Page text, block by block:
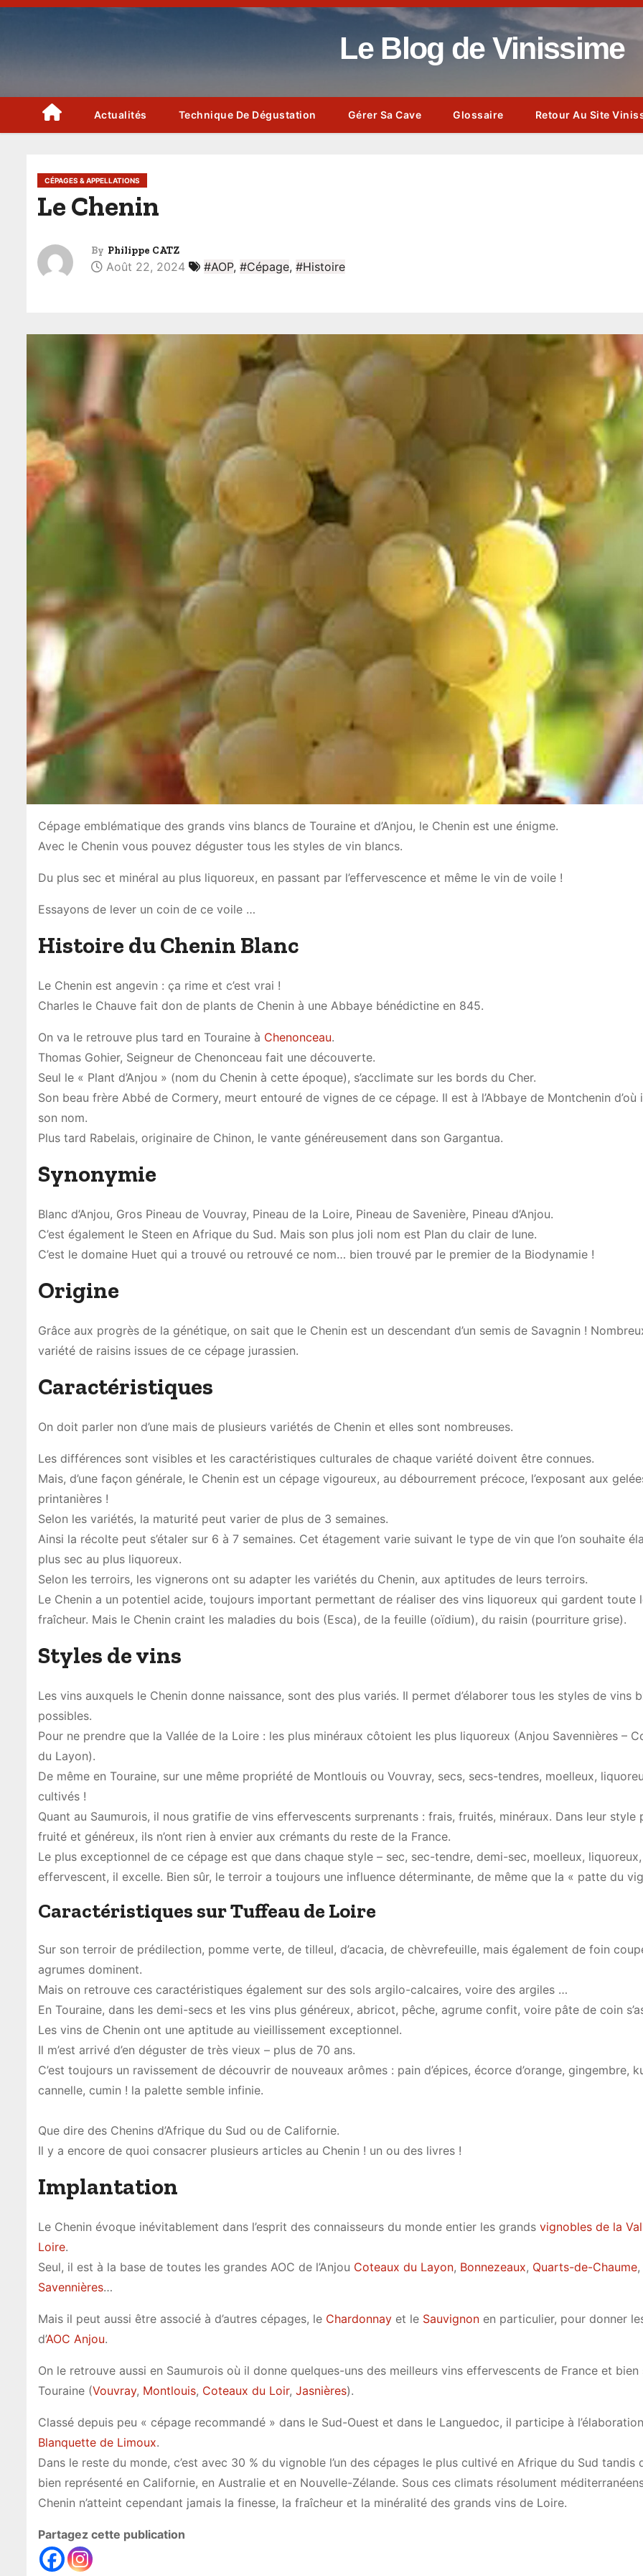
S
c
Le Blog de Vinissime
Actualités Technique De Dégustation Gérer Sa Cave Glossaire Retour Au Site
CÉPAGES & APPELLATIONS
Le Chenin
By Philippe CATZ
Août 22, 2024 #AOP, #Cépage, #Histoire
Cépage emblématique des grands vins blancs de Touraine et d’Anjou, le Chenin est une énigme.
Avec le Chenin vous pouvez déguster tous les styles de vin blancs.
Du plus sec et minéral au plus liquoreux, en passant par l’effervescence et même le vin de voile !
Essayons de lever un coin de ce voile …
Histoire du Chenin Blanc
Le Chenin est angevin : ça rime et c’est vrai !
Charles le Chauve fait don de plants de Chenin à une Abbaye bénédictine en 845.
On va le retrouve plus tard en Touraine à Chenonceau.
Thomas Gohier, Seigneur de Chenonceau fait une découverte.
Seul le « Plant d’Anjou » (nom du Chenin à cette époque), s’acclimate sur les bords du Cher.
Son beau frère Abbé de Cormery, meurt entouré de vignes de ce cépage. Il est à l’Abbaye de Montchenin d’où
son nom.
Plus tard Rabelais, originaire de Chinon, le vante généreusement dans son Gargantua.
Synonymie
Blanc d’Anjou, Gros Pineau de Vouvray, Pineau de la Loire, Pineau de Savenière, Pineau d’Anjou.
C’est également le Steen en Afrique du Sud. Mais son plus joli nom est Plan du clair de lune.
C’est le domaine Huet qui a trouvé ou retrouvé ce nom… bien trouvé par le premier de la Biodynamie !
Origine
Grâce aux progrès de la génétique, on sait que le Chenin est un descendant d’un semis de Savagnin !
variété de raisins issues de ce cépage jurassien.
Caractéristiques
On doit parler non d’une mais de plusieurs variétés de Chenin et elles sont nombreuses.
Les différences sont visibles et les caractéristiques culturales de chaque variété doivent être connues.
Mais, d’une façon générale, le Chenin est un cépage vigoureux, au débourrement précoce, l’exposant aux
printanières !
Selon les variétés, la maturité peut varier de plus de 3 semaines.
Ainsi la récolte peut s’étaler sur 6 à 7 semaines. Cet étagement varie suivant le type de vin que l’on souhaite
plus sec au plus liquoreux.
Selon les terroirs, les vignerons ont su adapter les variétés du Chenin, aux aptitudes de leurs terroirs.
Le Chenin a un potentiel acide, toujours important permettant de réaliser des vins liquoreux qui gardent toute
fraîcheur. Mais le Chenin craint les maladies du bois (Esca), de la feuille (oïdium), du raisin (pourriture grise).
Styles de vins
Les vins auxquels le Chenin donne naissance, sont des plus variés. Il permet d’élaborer tous les styles de vins
possibles.
Pour ne prendre que la Vallée de la Loire : les plus minéraux côtoient les plus liquoreux (Anjou Savennières –
du Layon).
De même en Touraine, sur une même propriété de Montlouis ou Vouvray, secs, secs-tendres, moelleux,
cultivés !
Quant au Saumurois, il nous gratifie de vins effervescents surprenants : frais, fruités, minéraux. Dans leur style
fruité et généreux, ils n’ont rien à envier aux crémants du reste de la France.
Le plus exceptionnel de ce cépage est que dans chaque style – sec, sec-tendre, demi-sec, moelleux, liquoreux,
effervescent, il excelle. Bien sûr, le terroir a toujours une influence déterminante, de même que la « patte du
Caractéristiques sur Tuffeau de Loire
Sur son terroir de prédilection, pomme verte, de tilleul, d’acacia, de chèvrefeuille, mais également de foin
agrumes dominent.
Mais on retrouve ces caractéristiques également sur des sols argilo-calcaires, voire des argiles …
En Touraine, dans les demi-secs et les vins plus généreux, abricot, pêche, agrume confit, voire pâte de coin
Les vins de Chenin ont une aptitude au vieillissement exceptionnel.
Il m’est arrivé d’en déguster de très vieux – plus de 70 ans.
C’est toujours un ravissement de découvrir de nouveaux arômes : pain d’épices, écorce d’orange, gingembre,
cannelle, cumin ! la palette semble infinie.
Que dire des Chenins d’Afrique du Sud ou de Californie.
Il y a encore de quoi consacrer plusieurs articles au Chenin ! un ou des livres !
Implantation
Le Chenin évoque inévitablement dans l’esprit des connaisseurs du monde entier les grands vignobles de la
Loire.
Seul, il est à la base de toutes les grandes AOC de l’Anjou Coteaux du Layon, Bonnezeaux, Quarts-de-Chaume,
Savennières…
Mais il peut aussi être associé à d’autres cépages, le Chardonnay et le Sauvignon en particulier, pour donner
d’AOC Anjou.
On le retrouve aussi en Saumurois où il donne quelques-uns des meilleurs vins effervescents de France et bien
Touraine (Vouvray, Montlouis, Coteaux du Loir, Jasnières).
Classé depuis peu « cépage recommandé » dans le Sud-Ouest et dans le Languedoc, il participe à l’élaboration
Blanquette de Limoux.
Dans le reste du monde, c’est avec 30 % du vignoble l’un des cépages le plus cultivé en Afrique du Sud tandis
bien représenté en Californie, en Australie et en Nouvelle-Zélande. Sous ces climats résolument
Chenin n’atteint cependant jamais la finesse, la fraîcheur et la minéralité des grands vins de Loire.
Partagez cette publication